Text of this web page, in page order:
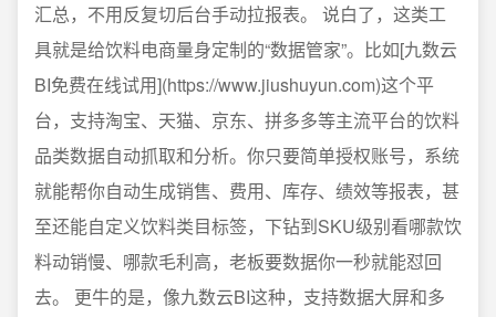
汇总，不用反复切后台手动拉报表。 说白了，这类工
具就是给饮料电商量身定制的“数据管家”。比如[九数云
BI免费在线试用](https://www.jiushuyun.com)这个平
台，支持淘宝、天猫、京东、拼多多等主流平台的饮料
品类数据自动抓取和分析。你只要简单授权账号，系统
就能帮你自动生成销售、费用、库存、绩效等报表，甚
至还能自定义饮料类目标签，下钻到SKU级别看哪款饮
料动销慢、哪款毛利高，老板要数据你一秒就能怼回
去。 更牛的是，像九数云BI这种，支持数据大屏和多